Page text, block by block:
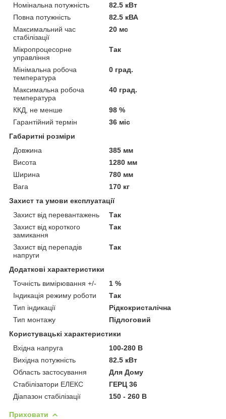
Номінальна потужність
82.5 кВт
Повна потужність
82.5 кВА
Максимальний час
стабілізації
20 мс
Мікропроцесорне
управління
Так
Мінімальна робоча
температура
0 град.
Максимальна робоча
температура
40 град.
ККД, не менше
98 %
Гарантійний термін
36 міс
Габаритні розміри
Довжина
385 мм
Висота
1280 мм
Ширина
780 мм
Вага
170 кг
Захист та умови експлуатації
Захист від перевантажень
Так
Захист від короткого
замикання
Так
Захист від перепадів
напруги
Так
Додаткові характеристики
Точність вимірювання +/-
1 %
Індикація режиму роботи
Так
Тип індикації
Рідкокристалічна
Тип монтажу
Підлоговий
Користувацькі характеристики
Вхідна напруга
100-280 В
Вихідна потужність
82.5 кВт
Область застосування
Для Дому
Стабілізатори ЕЛЕКС
ГЕРЦ 36
Діапазон стабілізації
150 - 260 В
Приховати